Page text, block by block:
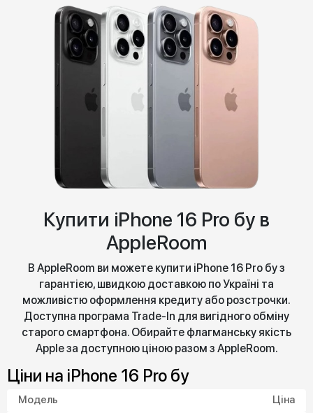
Купити iPhone 16 Pro бу в
AppleRoom
В AppleRoom ви можете купити iPhone 16 Pro бу з
гарантією, швидкою доставкою по Україні та
можливістю оформлення кредиту або розстрочки.
Доступна програма Trade-In для вигідного обміну
старого смартфона. Обирайте флагманську якість
Apple за доступною ціною разом з AppleRoom.
Цiни на iPhone 16 Pro бу
Модель Ціна